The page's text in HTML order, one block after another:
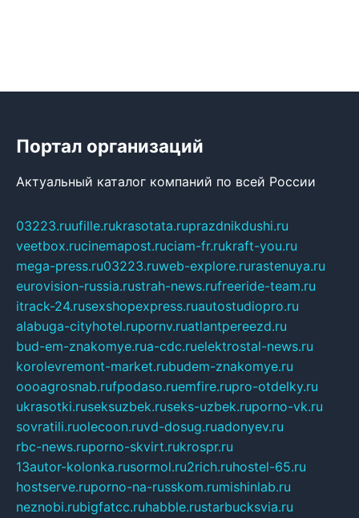
Портал организаций
Актуальный каталог компаний по всей России
03223.ruufille.rukrasotata.ruprazdnikdushi.ru
veetbox.rucinemapost.ruciam-fr.rukraft-you.ru
mega-press.ru03223.ruweb-explore.rurastenuya.ru
eurovision-russia.rustrah-news.rufreeride-team.ru
itrack-24.rusexshopexpress.ruautostudiopro.ru
alabuga-cityhotel.rupornv.ruatlantpereezd.ru
bud-em-znakomye.rua-cdc.ruelektrostal-news.ru
korolevremont-market.rubudem-znakomye.ru
oooagrosnab.rufpodaso.ruemfire.rupro-otdelky.ru
ukrasotki.ruseksuzbek.ruseks-uzbek.ruporno-vk.ru
sovratili.ruolecoon.ruvd-dosug.ruadonyev.ru
rbc-news.ruporno-skvirt.rukrospr.ru
13autor-kolonka.rusormol.ru2rich.ruhostel-65.ru
hostserve.ruporno-na-russkom.rumishinlab.ru
neznobi.rubigfatcc.ruhabble.rustarbucksvia.ru